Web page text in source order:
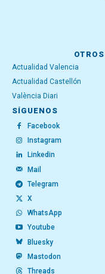
Actualidad Valencia
Actualidad Castellón
València Diari
SÍGUENOS
Facebook
Instagram
Linkedin
Mail
Telegram
X
WhatsApp
Youtube
Bluesky
Mastodon
Threads